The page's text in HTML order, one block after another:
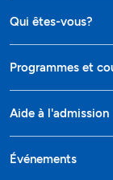
Qui êtes-vous?
Programmes et
Aide à l'admission
Événements